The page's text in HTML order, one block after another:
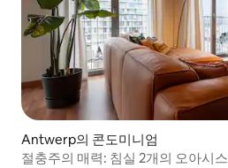
Antwerp의 콘도미니엄
절충주의 매력: 침실 2개의 오아시스